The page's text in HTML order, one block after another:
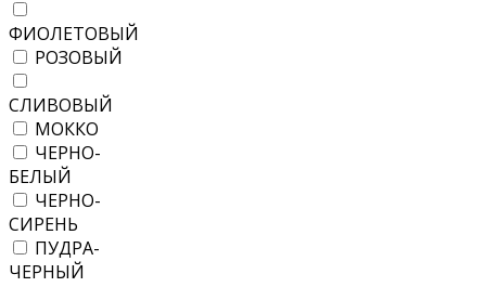
ФИОЛЕТОВЫЙ
РОЗОВЫЙ
СЛИВОВЫЙ
МОККО
ЧЕРНО-
БЕЛЫЙ
ЧЕРНО-
СИРЕНЬ
ПУДРА-
ЧЕРНЫЙ